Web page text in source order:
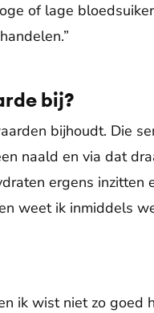
of lage
bij?
bijhoudt. Die
naald en via dat
ergens inzitten
weet ik inmiddels
ik wist niet zo goed